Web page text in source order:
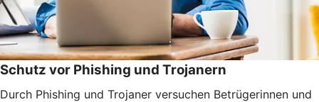
Schutz vor Phishing und Trojanern
Durch Phishing und Trojaner versuchen Betrügerinnen und